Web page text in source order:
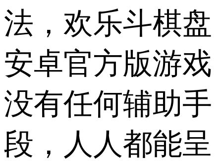
法，欢乐斗棋盘
安卓官方版游戏
没有任何辅助手
段，人人都能呈